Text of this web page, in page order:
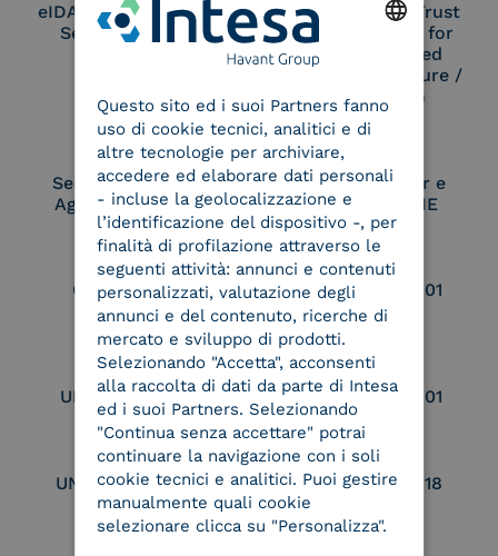
eIDAS Qualified Trust
Service Provider
eIDAS Qualified Trust
Service Provider for
Remote Qualified
Electronic Signature /
Seal Creation
Service Provider e
Aggregatore SPID
Service Provider e
Aggregatore CIE
Conservatore
qualificato
UNI EN ISO 37001
UNI EN ISO 9001 UNI EN ISO 27001
UNI EN ISO 27017 UNI EN ISO 27018
ITALIAN
Questo sito ed i suoi Partners fanno
uso di cookie tecnici, analitici e di
altre tecnologie per archiviare,
accedere ed elaborare dati personali
- incluse la geolocalizzazione e
l’identificazione del dispositivo -, per
finalità di profilazione attraverso le
seguenti attività: annunci e contenuti
personalizzati, valutazione degli
annunci e del contenuto, ricerche di
mercato e sviluppo di prodotti.
Selezionando "Accetta", acconsenti
alla raccolta di dati da parte di Intesa
ed i suoi Partners. Selezionando
"Continua senza accettare" potrai
continuare la navigazione con i soli
cookie tecnici e analitici. Puoi gestire
manualmente quali cookie
selezionare clicca su "Personalizza".